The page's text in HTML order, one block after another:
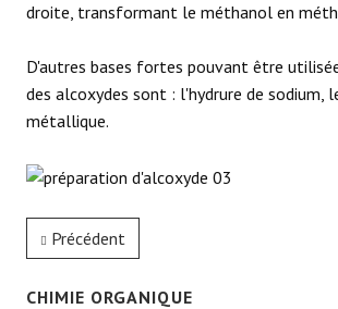
droite, transformant le méthanol en
D'autres bases fortes pouvant être
des alcoxydes sont : l'hydrure de sodium,
métallique.
Précédent
CHIMIE ORGANIQUE